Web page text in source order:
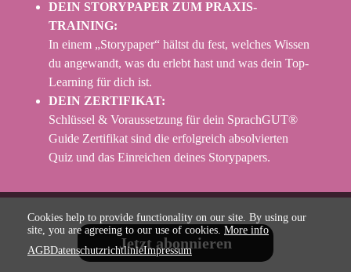
DEIN STORYPAPER ZUM PRAXIS-
TRAINING:
In einem „Storypaper“ hältst du fest, welches Wissen
du angewandt, was du erlebt hast und was dein Top-
Learning für dich ist.
DEIN ZERTIFIKAT:
Schlüssel & Voraussetzung für dein SprachGUT®
Guide Zertifikat sind die erfolgreich absolvierten
Quiz und das Einreichen deines Storypapers.
Jetzt abonnieren
Cookies help to provide functionality on our site. By using our
site, you are agreeing to our use of cookies. More info
AGBDatenschutzrichtlinieImpressum